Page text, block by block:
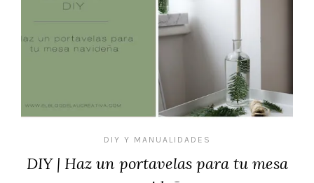
DIY Y MANUALIDADES
DIY | Haz un portavelas para tu mesa